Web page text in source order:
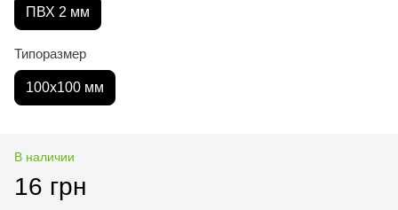
ПВХ 2 мм
Типоразмер
100х100 мм
В наличии
16 грн